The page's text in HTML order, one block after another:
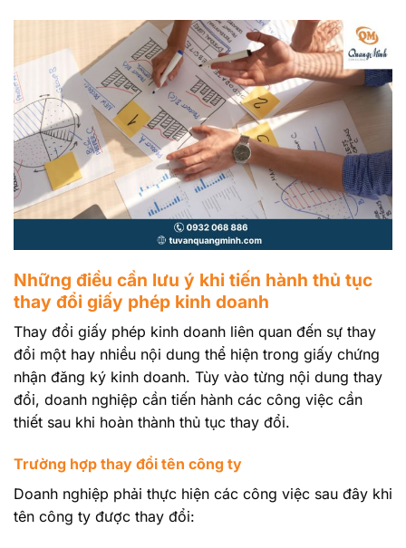
Những điều cần lưu ý khi tiến hành thủ tục
thay đổi giấy phép kinh doanh
Thay đổi giấy phép kinh doanh liên quan đến sự thay
đổi một hay nhiều nội dung thể hiện trong giấy chứng
nhận đăng ký kinh doanh. Tùy vào từng nội dung thay
đổi, doanh nghiệp cần tiến hành các công việc cần
thiết sau khi hoàn thành thủ tục thay đổi.
Trường hợp thay đổi tên công ty
Doanh nghiệp phải thực hiện các công việc sau đây khi
tên công ty được thay đổi: